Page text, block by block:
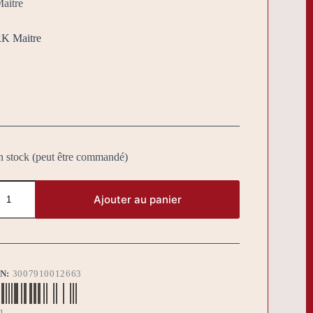
Maitre
stock (peut être commandé)
Ajouter au panier
3007910012663